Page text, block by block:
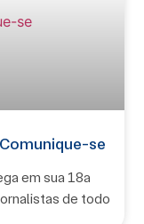
se
em sua 18ª
de todo